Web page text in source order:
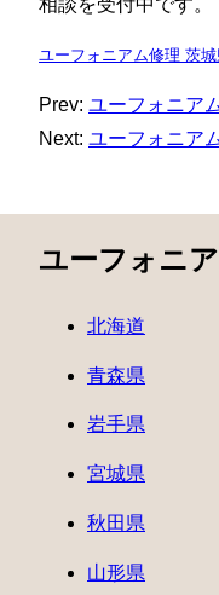
ユーフォニアム修理 茨
Prev: ユーフォニア
Next: ユーフォニア
ユーフォニ
北海道
青森県
岩手県
宮城県
秋田県
山形県